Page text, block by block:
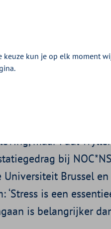
het
maar Paul
bij
Brussel
is een
is belangrijker
kun je op elk moment